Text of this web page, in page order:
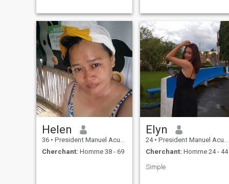
Helen
36 • President Manuel Acuña Roxas, Zamboanga del Norte, Philippin...
Cherchant: Homme 38 - 69
Elyn
24 • President Manuel Acuña Roxas, Zamboanga del Norte, Philippin...
Cherchant: Homme 24 - 44
Simple